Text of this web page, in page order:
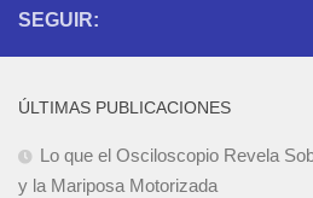
SEGUIR:
ÚLTIMAS PUBLICACIONES
Lo que el Osciloscopio Revela
y la Mariposa Motorizada